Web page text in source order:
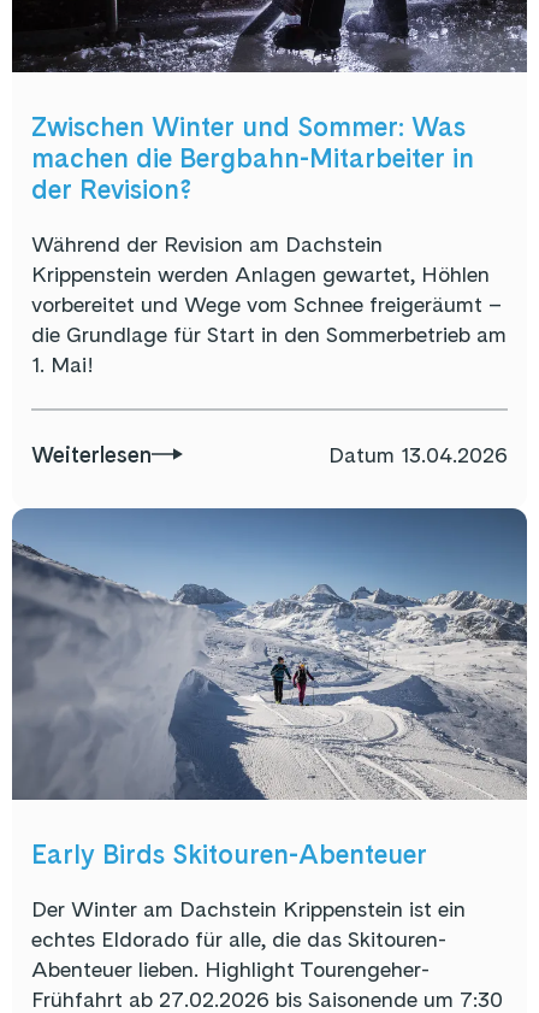
Zwischen Winter und Sommer: Was
machen die Bergbahn-Mitarbeiter in
der Revision?
Während der Revision am Dachstein
Krippenstein werden Anlagen gewartet, Höhlen
vorbereitet und Wege vom Schnee freigeräumt –
die Grundlage für Start in den Sommerbetrieb am
1. Mai!
Weiterlesen Datum 13.04.2026
Early Birds Skitouren-Abenteuer
Der Winter am Dachstein Krippenstein ist ein
echtes Eldorado für alle, die das Skitouren-
Abenteuer lieben. Highlight Tourengeher-
Frühfahrt ab 27.02.2026 bis Saisonende um 7:30